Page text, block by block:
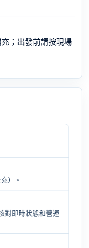
；出發前請按現場
）。
對即時狀態和營運